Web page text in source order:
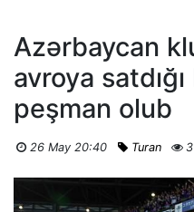
Azərbaycan
avroya
peşman olub
26 May 20:40 Turan